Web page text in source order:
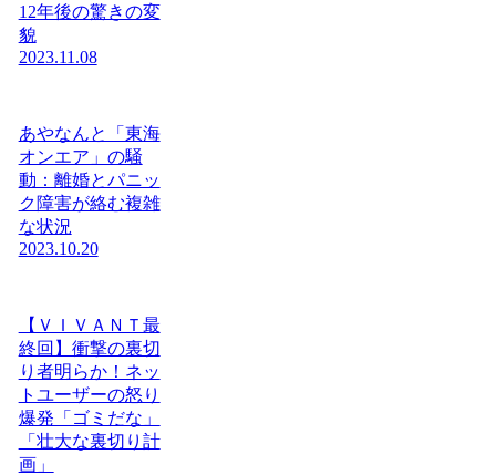
12年後の驚きの変
貌
2023.11.08
あやなんと「東海
オンエア」の騒
動：離婚とパニッ
ク障害が絡む複雑
な状況
2023.10.20
【ＶＩＶＡＮＴ最
終回】衝撃の裏切
り者明らか！ネッ
トユーザーの怒り
爆発「ゴミだな」
「壮大な裏切り計
画」